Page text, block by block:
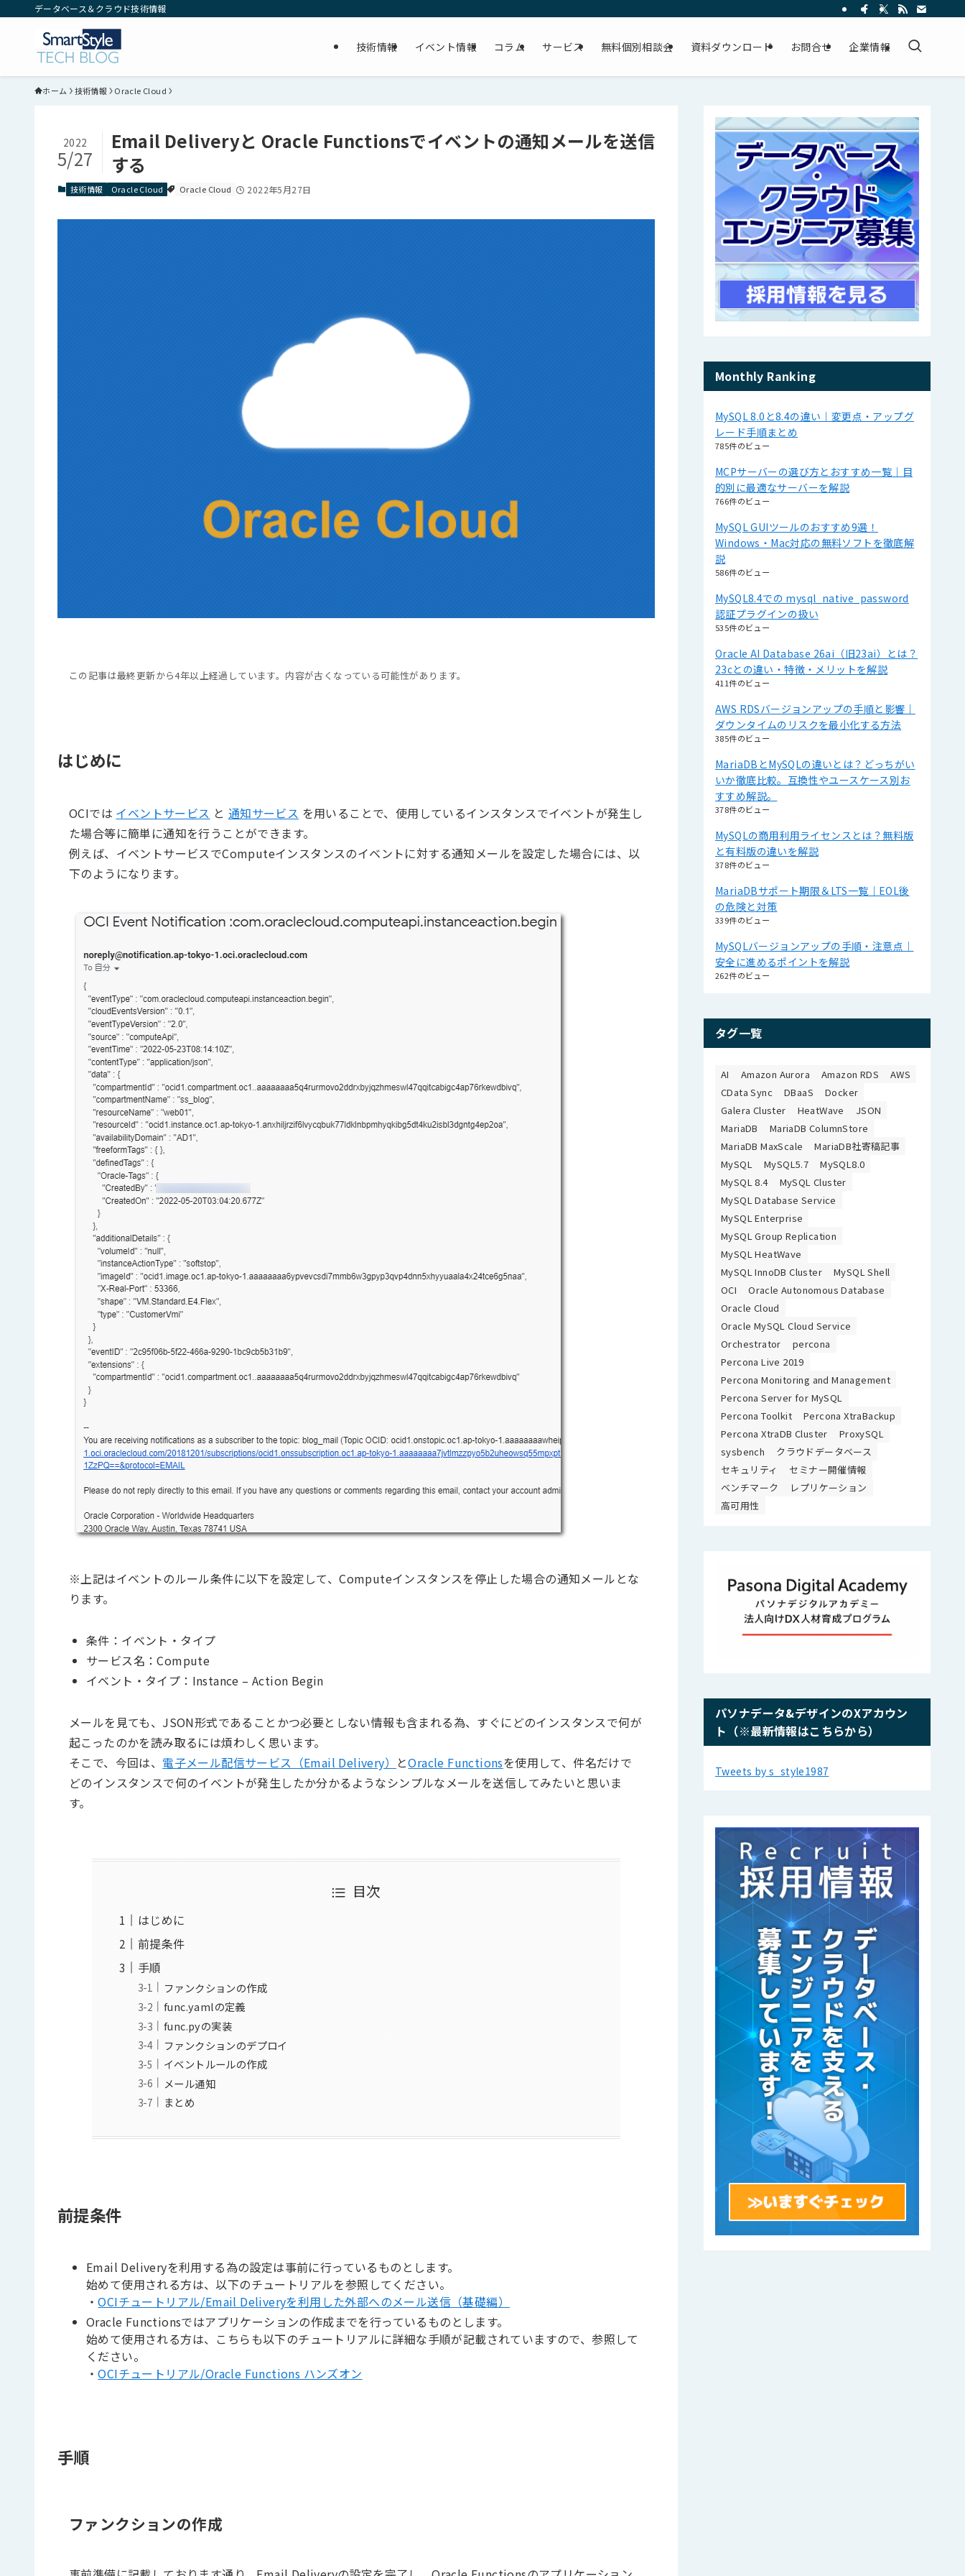
データベース＆クラウド技術情報
技術情報 イベント情報 コラム サービス 無料個別相談会 資料ダウンロード お問合せ 企業情報
ホーム 技術情報 Oracle Cloud
Email Deliveryと Oracle Functionsでイベントの通知メールを送信
する
2022
5/27
技術情報 Oracle Cloud Oracle Cloud 2022年5月27日
この記事は最終更新から4年以上経過しています。内容が古くなっている可能性があります。
はじめに
OCIでは イベントサービス と 通知サービス を用いることで、使用しているインスタンスでイベントが発生し
た場合等に簡単に通知を行うことができます。
例えば、イベントサービスでComputeインスタンスのイベントに対する通知メールを設定した場合には、以
下のようになります。
※上記はイベントのルール条件に以下を設定して、Computeインスタンスを停止した場合の通知メールとな
ります。
条件：イベント・タイプ
サービス名：Compute
イベント・タイプ：Instance – Action Begin
メールを見ても、JSON形式であることかつ必要としない情報も含まれる為、すぐにどのインスタンスで何が
起こったのかを読み取るには煩わしく思います。
そこで、今回は、 電子メール配信サービス（Email Delivery） とOracle Functionsを使用して、件名だけで
どのインスタンスで何のイベントが発生したか分かるようなシンプルなメールを送信してみたいと思いま
す。
目次
はじめに
前提条件
手順
ファンクションの作成
func.yamlの定義
func.pyの実装
ファンクションのデプロイ
イベントルールの作成
メール通知
まとめ
前提条件
Email Deliveryを利用する為の設定は事前に行っているものとします。
始めて使用される方は、以下のチュートリアルを参照してください。
・OCIチュートリアル/Email Deliveryを利用した外部へのメール送信（基礎編）
Oracle Functionsではアプリケーションの作成までを行っているものとします。
始めて使用される方は、こちらも以下のチュートリアルに詳細な手順が記載されていますので、参照して
ください。
・OCIチュートリアル/Oracle Functions ハンズオン
手順
ファンクションの作成
Monthly Ranking
MySQL 8.0と8.4の違い｜変更点・アップグ
レード手順まとめ
785件のビュー
MCPサーバーの選び方とおすすめ一覧｜目
的別に最適なサーバーを解説
766件のビュー
MySQL GUIツールのおすすめ9選！
Windows・Mac対応の無料ソフトを徹底解
説
586件のビュー
MySQL8.4での mysql_native_password
認証プラグインの扱い
535件のビュー
Oracle AI Database 26ai（旧23ai）とは？
23cとの違い・特徴・メリットを解説
411件のビュー
AWS RDSバージョンアップの手順と影響｜
ダウンタイムのリスクを最小化する方法
385件のビュー
MariaDBとMySQLの違いとは？どっちがい
いか徹底比較。互換性やユースケース別お
すすめ解説。
378件のビュー
MySQLの商用利用ライセンスとは？無料版
と有料版の違いを解説
378件のビュー
MariaDBサポート期限＆LTS一覧｜EOL後
の危険と対策
339件のビュー
MySQLバージョンアップの手順・注意点｜
安全に進めるポイントを解説
262件のビュー
タグ一覧
AI Amazon Aurora Amazon RDS
AWS
CData Sync
DBaaS
Docker
Galera Cluster
HeatWave
JSON
MariaDB
MariaDB ColumnStore
MariaDB MaxScale
MariaDB社寄稿記事
MySQL
MySQL5.7
MySQL8.0
MySQL 8.4
MySQL Cluster
MySQL Database Service
MySQL Enterprise
MySQL Group Replication
MySQL HeatWave
MySQL InnoDB Cluster
MySQL Shell
OCI
Oracle Autonomous Database
Oracle Cloud
Oracle MySQL Cloud Service
Orchestrator
percona
Percona Live 2019
Percona Monitoring and Management
Percona Server for MySQL
Percona Toolkit
Percona XtraBackup
Percona XtraDB Cluster
ProxySQL
sysbench
クラウドデータベース
セキュリティ
セミナー開催情報
ベンチマーク
レプリケーション
高可用性
パソナデータ&デザインのXアカウン
ト（※最新情報はこちらから）
Tweets by s_style1987